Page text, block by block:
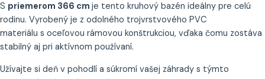
S priemerom 366 cm je tento kruhový bazén ideálny pre celú
rodinu. Vyrobený je z odolného trojvrstvového PVC
materiálu s oceľovou rámovou konštrukciou, vďaka čomu zostáva
stabilný aj pri aktívnom používaní.
Užívajte si deň v pohodlí a súkromí vašej záhrady s týmto